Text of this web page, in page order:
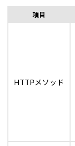
項目
HTTPメソッド